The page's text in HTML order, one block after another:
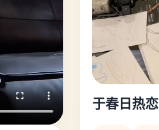
于春日热恋